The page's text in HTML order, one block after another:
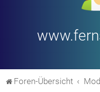
Foren-Übersicht